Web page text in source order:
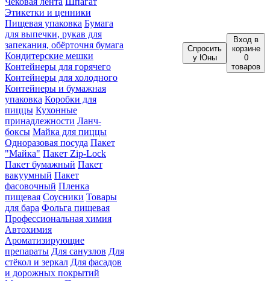
Этикетки и ценники
Пищевая упаковка Бумага
для выпечки, рукав для
запекания, обёрточня бумага
Кондитерские мешки
Контейнеры для горячего
Контейнеры для холодного
Контейнеры и бумажная
упаковка Коробки для
пиццы Кухонные
принадлежности Ланч-
боксы Майка для пиццы
Одноразовая посуда Пакет
"Майка" Пакет Zip-Lock
Пакет бумажный Пакет
вакуумный Пакет
фасовочный Пленка
пищевая Соусники Товары
для бара Фольга пищевая
Профессиональная химия
Автохимия
Ароматизирующие
препараты Для санузлов Для
стёкол и зеркал Для фасадов
и дорожных покрытий
Спросить
у Юны
Вход в
корзине
0
товаров